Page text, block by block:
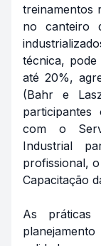
treinamentos
no canteiro
técnica,
até 20%,
(Bahr e
participantes
com o
Industrial
profissional,
Capacitação
As práticas